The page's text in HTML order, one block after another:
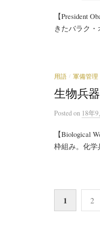
【President
きたバラク
用語 / 軍備管理
生物兵
Postedon 18年
【Biological
枠組み。化学
投
稿
1 2